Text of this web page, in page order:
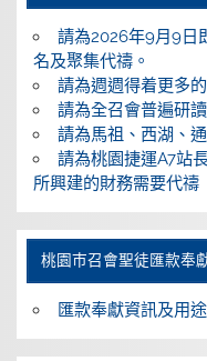
請為2026年9月9日
名及聚集代禱。
請為週週得着更多
請為全召會普遍研
請為馬祖、西湖、
請為桃園捷運A7站
所興建的財務需要代禱
桃園巿召會聖徒匯款奉
匯款奉獻資訊及用